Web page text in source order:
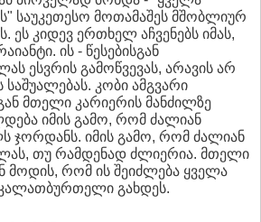
საუკეთესო მოთამაშეს მშობლიურ
ეს კიდევ ერთხელ აჩვენებს იმას,
ის - წესებისგან
ესვრის გამოწვევას, არავის არ
კობი ამგვარი
მთელი კარიერის მანძილზე
იმის გამო, რომ ძალიან
ჯორდანს. იმის გამო, რომ ძალიან
თუ რამდენად ძლიერია. მთელი
მოდის, რომ ის შეიძლება ყველა
გახდეს.